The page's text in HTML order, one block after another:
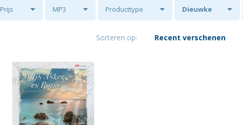
Prijs MP3 Producttype Dieuwke
Sorteren op: Recent verschenen